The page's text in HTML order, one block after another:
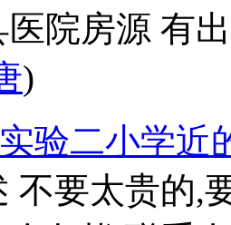
医院房源 有
)
验二小学近
不要太贵的,